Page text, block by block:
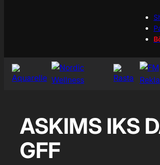
ASKIMS IKS
GFF